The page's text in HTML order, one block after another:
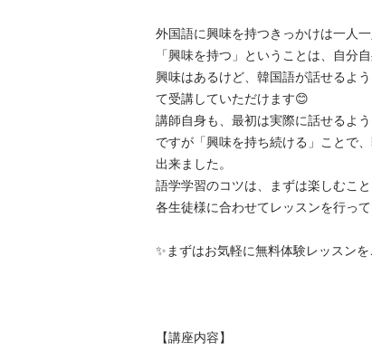
外国語に興味を持つきっかけは一人一
「興味を持つ」ということは、自分
興味はあるけど、韓国語が話せるよ
て受講していただけます😊
講師自身も、最初は実際に話せるよ
ですが「興味を持ち続ける」ことで
出来ました。
語学学習のコツは、まずは楽しむこと
各生徒様に合わせてレッスンを行って
✨️まずはお気軽に無料体験レッスン
【講座内容】